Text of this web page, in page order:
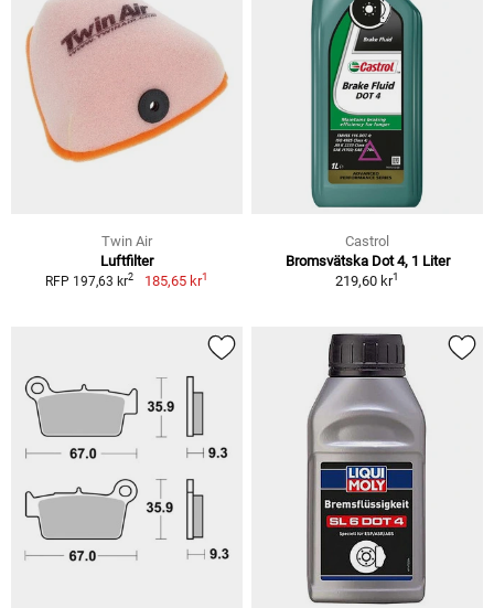
Twin Air
Luftfilter
RFP 197,63 kr2 185,65 kr1
Castrol
Bromsvätska Dot 4, 1 Liter
219,60 kr1